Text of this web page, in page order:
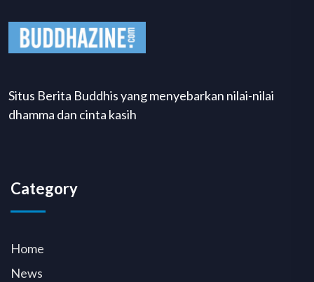
Situs Berita Buddhis yang menyebarkan nilai-nilai
dhamma dan cinta kasih
Category
Home
News